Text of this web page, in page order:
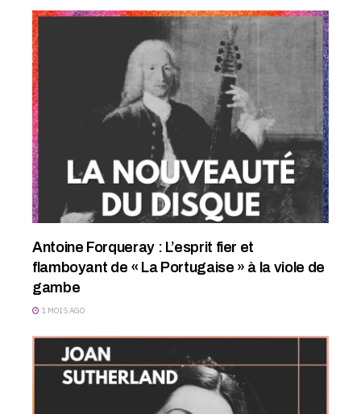
Antoine Forqueray : L’esprit fier et
flamboyant de « La Portugaise » à la viole de
gambe
1 MOIS AGO